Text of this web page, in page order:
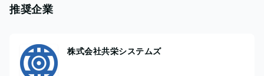
推奨企業
株式会社共栄システムズ